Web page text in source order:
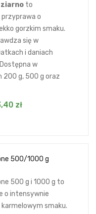
to
o
gorzkim smaku.
się w
i daniach
w
200 g, 500 g oraz
zł
500/1000 g
500 g i 1000 g to
o intensywnie
karmelowym smaku.